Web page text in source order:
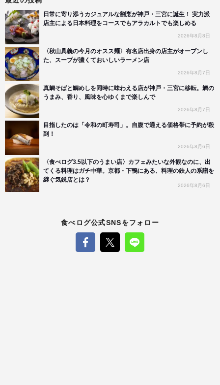
日常に寄り添うカジュアルな割烹が神戸・三宮に誕生！ 実力派
店主による日本料理をコースでもアラカルトでも楽しめる
2026年8月8日
〈秋山具義の今月のオスス麺〉有名店出身の店主がオープンし
た、スープが濃くておいしいラーメン店
2026年8月7日
真鯛そばと鯛めしを同時に味わえる店が神戸・三宮に移転。鯛の
うまみ、香り、風味を心ゆくまで楽しんで
2026年8月7日
目指したのは「令和の町寿司」。自腹で通える価格帯に予約が殺
到！
2026年8月6日
〈食べログ3.5以下のうまい店〉カフェみたいな外観なのに、出
てくる料理はガチ中華。京都・下鴨にある、料理の鉄人の系譜を
継ぐ気鋭店とは？
2026年8月6日
食べログ公式SNSをフォロー